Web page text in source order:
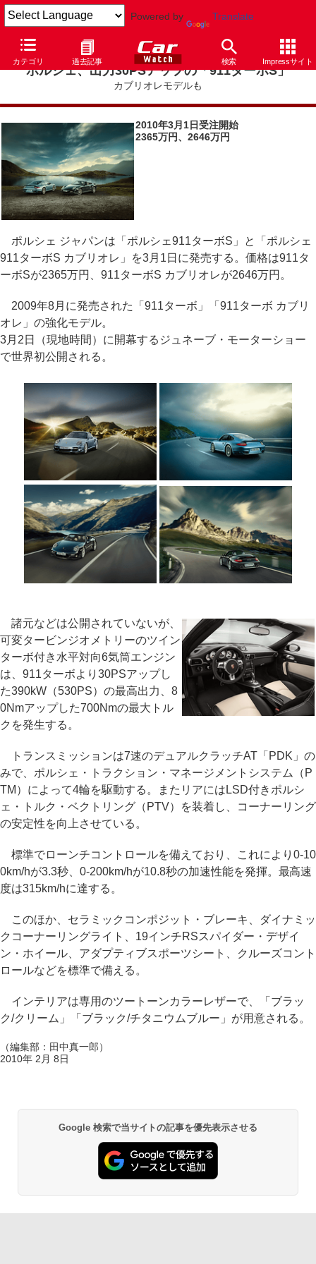
Powered by Translate
カテゴリ 過去記事 検索 Impressサイト
ポルシェ、出力30PSアップの「911ターボS」
カブリオレモデルも
2010年3月1日受注開始
2365万円、2646万円
ポルシェ ジャパンは「ポルシェ911ターボS」と「ポルシェ
911ターボS カブリオレ」を3月1日に発売する。価格は911タ
ーボSが2365万円、911ターボS カブリオレが2646万円。
2009年8月に発売された「911ターボ」「911ターボ カブリ
オレ」の強化モデル。
3月2日（現地時間）に開幕するジュネーブ・モーターショー
で世界初公開される。
諸元などは公開されていないが、
可変タービンジオメトリーのツイン
ターボ付き水平対向6気筒エンジン
は、911ターボより30PSアップし
た390kW（530PS）の最高出力、8
0Nmアップした700Nmの最大トル
クを発生する。
トランスミッションは7速のデュアルクラッチAT「PDK」の
みで、ポルシェ・トラクション・マネージメントシステム（P
TM）によって4輪を駆動する。またリアにはLSD付きポルシ
ェ・トルク・ベクトリング（PTV）を装着し、コーナーリング
の安定性を向上させている。
標準でローンチコントロールを備えており、これにより0-10
0km/hが3.3秒、0-200km/hが10.8秒の加速性能を発揮。最高速
度は315km/hに達する。
このほか、セラミックコンポジット・ブレーキ、ダイナミッ
クコーナーリングライト、19インチRSスパイダー・デザイ
ン・ホイール、アダプティブスポーツシート、クルーズコント
ロールなどを標準で備える。
インテリアは専用のツートーンカラーレザーで、「ブラッ
ク/クリーム」「ブラック/チタニウムブルー」が用意される。
（編集部：田中真一郎）
2010年 2月 8日
Google 検索で当サイトの記事を優先表示させる